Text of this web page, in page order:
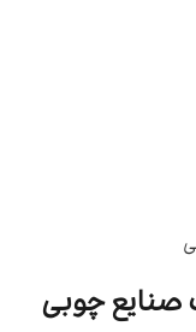
صنایع چوبی